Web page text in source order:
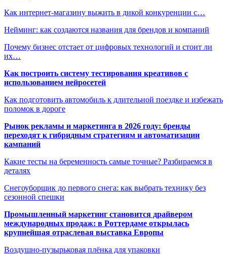
Как интернет-магазину выжить в дикой конкуренции с…
Нейминг: как создаются названия для брендов и компаний
Почему бизнес отстает от цифровых технологий и стоит ли
их…
Как построить систему тестирования креативов с
использованием нейросетей
Как подготовить автомобиль к длительной поездке и избежать
поломок в дороге
Рынок рекламы и маркетинга в 2026 году: бренды
переходят к гибридным стратегиям и автоматизации
кампаний
Какие тесты на беременность самые точные? Разбираемся в
деталях
Снегоуборщик до первого снега: как выбрать технику без
сезонной спешки
Промышленный маркетинг становится драйвером
международных продаж: в Роттердаме открылась
крупнейшая отраслевая выставка Европы
Воздушно-пузырьковая плёнка для упаковки